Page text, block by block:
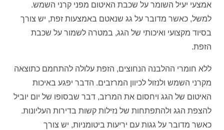
אמצעי יעיל השומר על שכבת האיטום מפני קרני השמש.
למשל, כאשר מדובר על גג שנאטם באמצעות זפת, יש צורך
בסיוד מקצועי ואיכותי של הגג, במטרה לשמור על שכבת
הזפת.
ללא חומרי ההלבנה הנחוצים, הזפת עלולה להתחמם כתוצאה
מקרני השמש ולנזול לכיוון המרזבים. הדבר יפגע באיכות
האיטום של הגג ויחסום את המרזב, דבר שבסופו של יום יוביל
להצפת הגג ולהתפתחות של נזילות קשות בדירות העליונות.
כאשר מדובר על גגות עם יריעות ביטומניות, יש צורך